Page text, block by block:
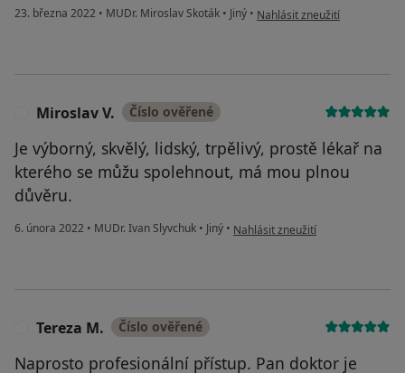
23. března 2022 • MUDr. Miroslav Skoták • Jiný • podle názoru uživatele
Nahlásit zneužití
Miroslav V. Číslo ověřené
Je výborný, skvělý, lidský, trpělivý, prostě lékař na
kterého se můžu spolehnout, má mou plnou
důvěru.
6. února 2022 • MUDr. Ivan Slyvchuk • Jiný • podle názoru uživatele Miroslav V.
Nahlásit zneužití
Tereza M. Číslo ověřené
Naprosto profesionální přístup. Pan doktor je